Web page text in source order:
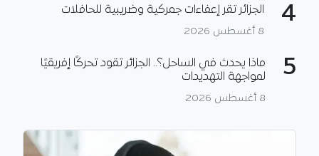
4 الجزائر تقر إعفاءات جمركية وضريبية للحافلات
8 أغسطس 2026
5
ماذا يحدث في الساحل؟.. الجزائر تقود تحركًا إفريقيًا
لمواجهة التهديدات
8 أغسطس 2026